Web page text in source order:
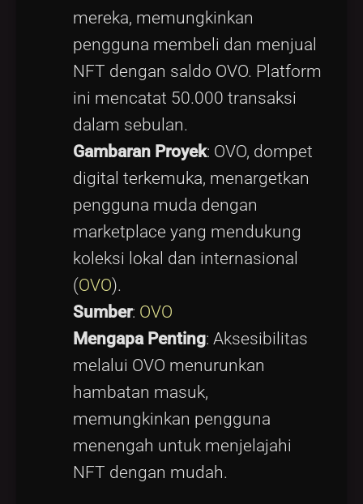
mereka, memungkinkan
pengguna membeli dan menjual
NFT dengan saldo OVO. Platform
ini mencatat 50.000 transaksi
dalam sebulan.
Gambaran Proyek: OVO, dompet
digital terkemuka, menargetkan
pengguna muda dengan
marketplace yang mendukung
koleksi lokal dan internasional
(OVO).
Sumber: OVO
Mengapa Penting: Aksesibilitas
melalui OVO menurunkan
hambatan masuk,
memungkinkan pengguna
menengah untuk menjelajahi
NFT dengan mudah.